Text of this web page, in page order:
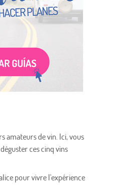
amateurs de vin. Ici, vous
ces cinq vins
pour vivre l'expérience